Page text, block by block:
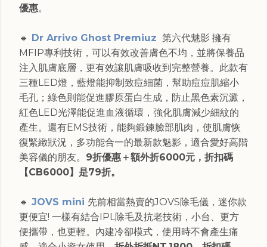
優惠。
🔸 Dr Arrivo Ghost Premiuz 第六代魅影 擁有
MFIP專利技術，可以有效改善膚色不均，並將保養品
注入肌膚底層，更有效讓肌膚吸收到完整營養。此款有
三種LED燈，藍燈能抑制致痘細菌，幫助痘痘肌縮小
毛孔；綠色則能促進膠原蛋白生成，防止黑色素沉澱，
紅色LED光澤能促進血液循環，強化肌膚減少細紋的
產生。還有EMS技術，能夠鍛鍊臉部肌肉，使肌膚恢
復緊緻狀況，多功能合一的最新款魅影，適合愛好高階
美容儀的朋友。 9折優惠＋額外折6000元，折扣碼
【CB6000】是79折。
🔸 JOVS mini 先前相當熱賣的JOVS除毛儀，迷你款
更便宜! 一樣有結合IPL除毛及抗老技術，小台、更方
便攜帶，也更輕。內建冷卻模式，使用時不會產生痛